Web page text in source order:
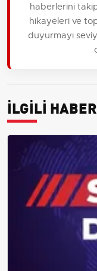
haberlerini
hikayeleri ve
duyurmayı
İLGİLİ